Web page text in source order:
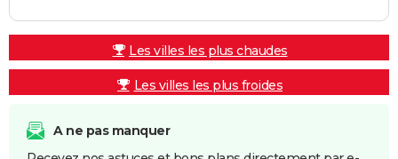
Les villes les plus chaudes
Les villes les plus froides
A ne pas manquer